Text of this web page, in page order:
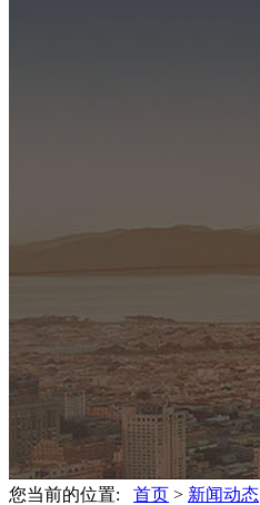
您当前的位置: 首页 > 新闻动态